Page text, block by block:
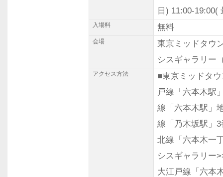
日) 11:00-19:00(
入場料 無料
会場
東京ミッドタウ
シスギャラリー
アクセス方法
■東京ミッドタ
戸線「六本木駅
線「六本木駅」
線「乃木坂駅」
北線「六本木一
シスギャラリー
大江戸線「六本